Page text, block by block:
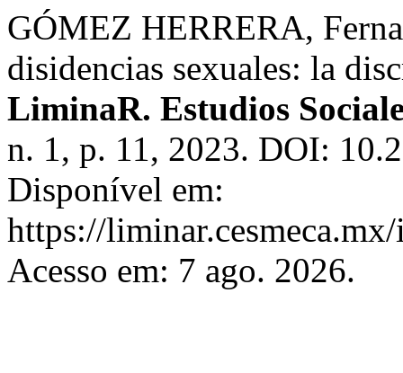
GÓMEZ HERRERA,
disidencias sexuales: la
LiminaR. Estudios
n. 1, p. 11, 2023. DOI:
Disponível em:
https://
Acesso em: 7 ago. 2026.